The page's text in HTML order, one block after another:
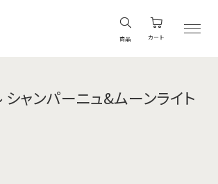
商品 カート
ャンパーニュ&ムーンライト